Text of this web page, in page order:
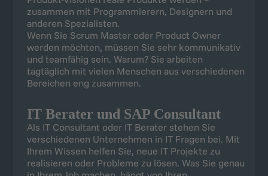
IT Berater und SAP Consultant
Als IT Consultant oder IT Berater stehen Sie
verschiedenen Unternehmen in IT Fragen bei. Mit
Ihrem Wissen helfen Sie, neue IT Projekte zu
realisieren oder Probleme zu lösen. Was Sie genau
in Ihrem Job machen, hängt von Ihren
Schwerpunkt-Themen ab – denn
Überbegriff für eine Vielzahl an Informatik-Berufen.
Als Consultant können Sie Security-Spezialist oder
Software-Architekt sein, ebenso freier
Systemadministrator oder Cloud-Experte.
Kennen Sie sich sehr gut mit den Applikationen
von SAP aus, können Sie eine Karriere alsSAP